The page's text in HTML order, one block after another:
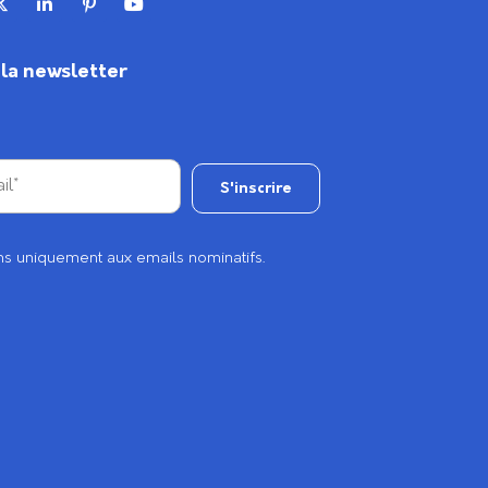
newsletter
uniquement aux emails nominatifs.